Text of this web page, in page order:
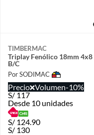
TIMBERMAC
Triplay Fenólico 18mm 4x8
B/C
Por SODIMAC
Precio Volumen-10%
S/117
Desde 10 unidades
S/ 124.90
S/ 130